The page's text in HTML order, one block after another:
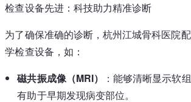
检查设备先进：科技助力精准诊断
为了确保准确的诊断，杭州江城骨科医院
学检查设备，如：
磁共振成像（MRI）
：能够清晰显示软
有助于早期发现病变部位。